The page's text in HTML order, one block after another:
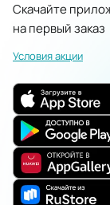
Скачайте
на первый заказ
Условия акции